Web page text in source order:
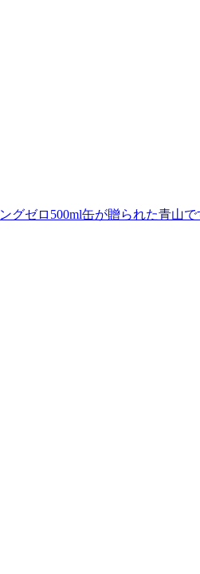
グゼロ500ml缶が贈られた青山で